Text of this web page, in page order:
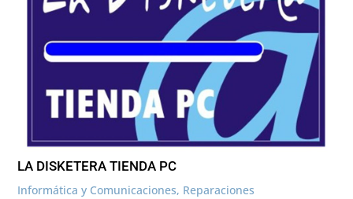
LA DISKETERA TIENDA PC
Informática y Comunicaciones, Reparaciones